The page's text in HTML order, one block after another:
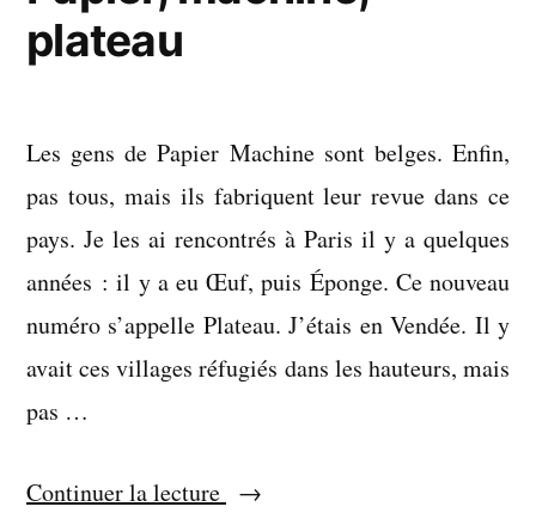
plateau
Les gens de Papier Machine sont belges. Enfin,
pas tous, mais ils fabriquent leur revue dans ce
pays. Je les ai rencontrés à Paris il y a quelques
années : il y a eu Œuf, puis Éponge. Ce nouveau
numéro s’appelle Plateau. J’étais en Vendée. Il y
avait ces villages réfugiés dans les hauteurs, mais
pas …
Continuer la lecture « Papier,